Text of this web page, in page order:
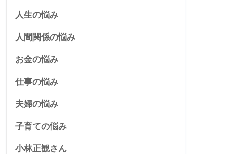
人生の悩み
人間関係の悩み
お金の悩み
仕事の悩み
夫婦の悩み
子育ての悩み
小林正観さん